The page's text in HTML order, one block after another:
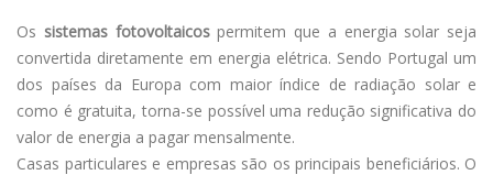
Os sistemas fotovoltaicospermitem que a energia solar seja
convertida diretamente em energia elétrica. Sendo Portugal um
dos países da Europa com maior índice de radiação solar e
como é gratuita, torna-se possível uma redução significativa do
valor de energia a pagar mensalmente.
Casas particulares e empresas são os principais beneficiários. O